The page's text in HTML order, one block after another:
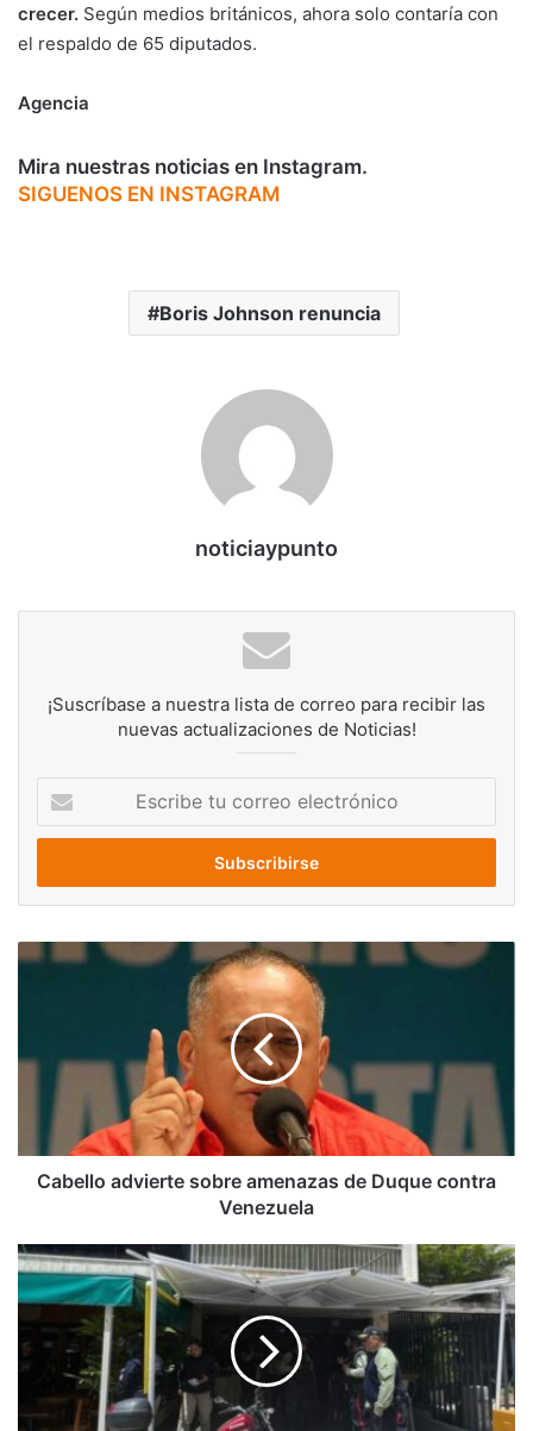
crecer. Según medios británicos, ahora solo contaría con
el respaldo de 65 diputados.
Agencia
Mira nuestras noticias en Instagram.
SIGUENOS EN INSTAGRAM
Boris Johnson renuncia
noticiaypunto
¡Suscríbase a nuestra lista de correo para recibir las
nuevas actualizaciones de Noticias!
correo
Cabello advierte sobre amenazas de Duque contra
Venezuela
Asesina
a
una
en
Caracas